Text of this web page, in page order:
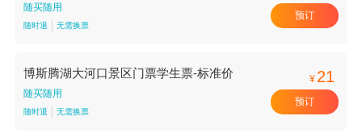
随买随用
随时退 无需换票
预订
博斯腾湖大河口景区门票学生票-标准价
随买随用
随时退 无需换票
¥ 21
预订